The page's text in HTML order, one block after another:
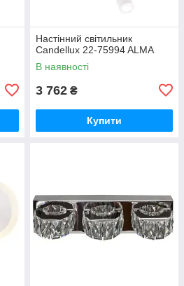
Настінний світильник
Candellux 22-75994 ALMA
В наявності
3 762 ₴
Купити